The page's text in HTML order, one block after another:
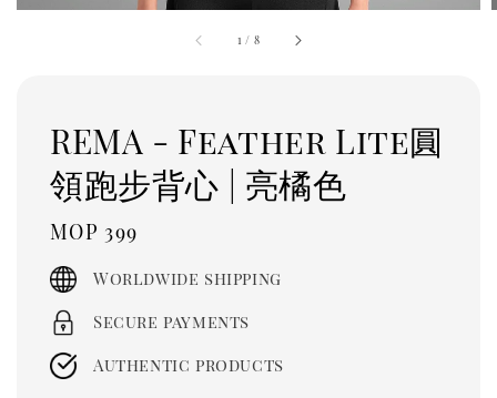
1 / 8
REMA - Feather Lite圓
領跑步背心 | 亮橘色
Regular
price
MOP 399
Worldwide shipping
Secure payments
Authentic products